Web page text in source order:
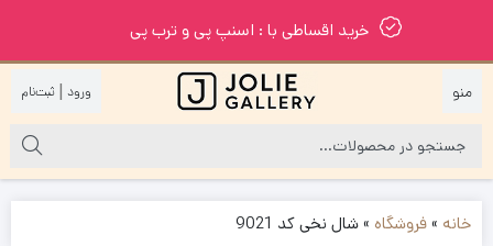
خرید اقساطی با : اسنپ پی و ترب پی
|
خانه »فروشگاه »شال نخی کد 9021